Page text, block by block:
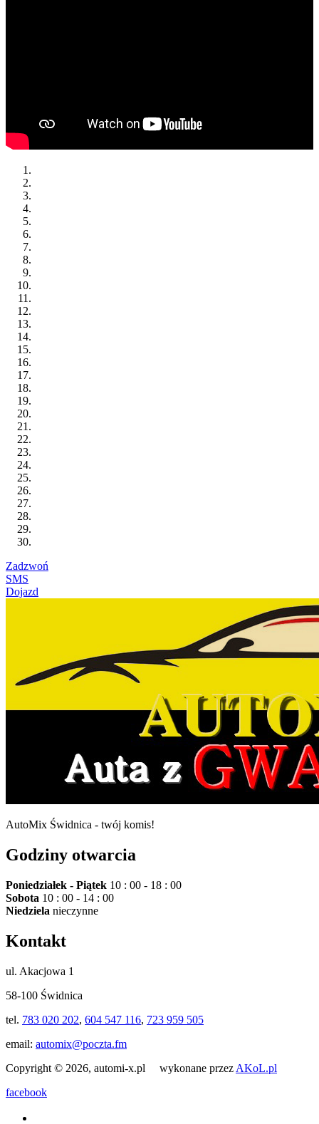
Zadzwoń
SMS
Dojazd
AutoMix Świdnica - twój komis!
Godziny otwarcia
Poniedziałek - Piątek 10 : 00 - 18 : 00
Sobota 10 : 00 - 14 : 00
Niedziela nieczynne
Kontakt
ul. Akacjowa 1
58-100 Świdnica
tel. 783 020 202, 604 547 116, 723 959 505
email: automix@poczta.fm
Copyright © 2026, automi-x.pl wykonane przez AKoL.pl
facebook